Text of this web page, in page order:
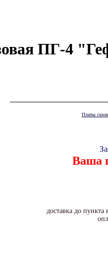
ПГ-4
Плиты
Ваша
доставка до